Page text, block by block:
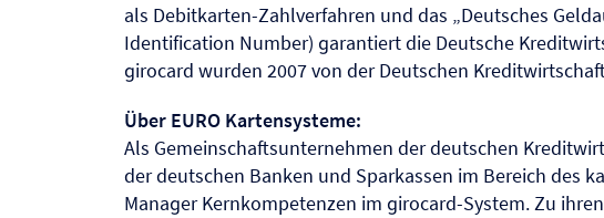
als Debitkarten-Zahlverfahren und das „Deutsches
Identification Number) garantiert die Deutsche
girocard wurden 2007 von der Deutschen
Über EURO Kartensysteme:
Als Gemeinschaftsunternehmen der deutschen
der deutschen Banken und Sparkassen im Bereich des
Manager Kernkompetenzen im girocard-System. Zu